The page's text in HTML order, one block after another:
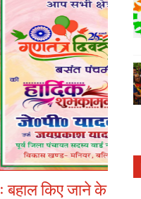
बहाल किए जाने के